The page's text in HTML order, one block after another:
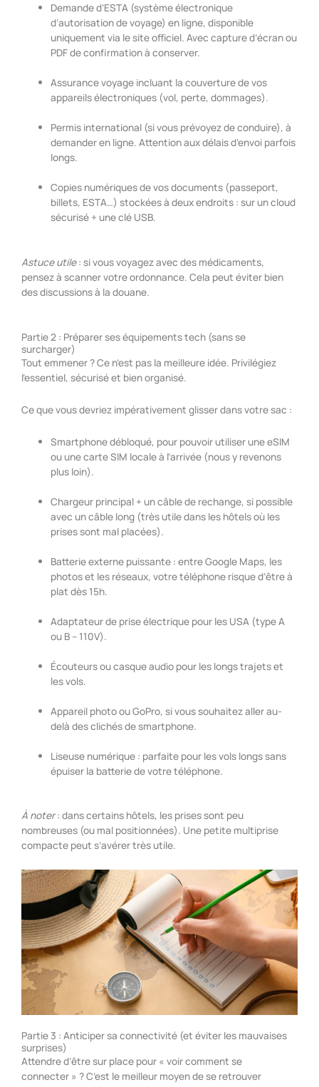
Demande d’ESTA (système électronique
d’autorisation de voyage) en ligne, disponible
uniquement via le site officiel. Avec capture d’écran ou
PDF de confirmation à conserver.
Assurance voyage incluant la couverture de vos
appareils électroniques (vol, perte, dommages).
Permis international (si vous prévoyez de conduire), à
demander en ligne. Attention aux délais d’envoi parfois
longs.
Copies numériques de vos documents (passeport,
billets, ESTA…) stockées à deux endroits : sur un cloud
sécurisé + une clé USB.
Astuce utile: si vous voyagez avec des médicaments,
pensez à scanner votre ordonnance. Cela peut éviter bien
des discussions à la douane.
Partie 2 : Préparer ses équipements tech (sans se
surcharger)
Tout emmener ? Ce n’est pas la meilleure idée. Privilégiez
l’essentiel, sécurisé et bien organisé.
Ce que vous devriez impérativement glisser dans votre sac :
Smartphone débloqué, pour pouvoir utiliser une eSIM
ou une carte SIM locale à l’arrivée (nous y revenons
plus loin).
Chargeur principal + un câble de rechange, si possible
avec un câble long (très utile dans les hôtels où les
prises sont mal placées).
Batterie externe puissante : entre Google Maps, les
photos et les réseaux, votre téléphone risque d’être à
plat dès 15h.
Adaptateur de prise électrique pour les USA (type A
ou B – 110V).
Écouteurs ou casque audio pour les longs trajets et
les vols.
Appareil photo ou GoPro, si vous souhaitez aller au-
delà des clichés de smartphone.
Liseuse numérique : parfaite pour les vols longs sans
épuiser la batterie de votre téléphone.
À noter: dans certains hôtels, les prises sont peu
nombreuses (ou mal positionnées). Une petite multiprise
compacte peut s’avérer très utile.
Partie 3 : Anticiper sa connectivité (et éviter les mauvaises
surprises)
Attendre d’être sur place pour « voir comment se
connecter » ? C’est le meilleur moyen de se retrouver